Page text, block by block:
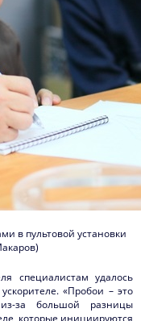
в пультовой установки
специалистам удалось
«Пробои – это
за большой разницы
которые инициируются